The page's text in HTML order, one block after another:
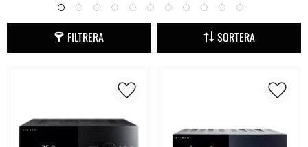
FILTRERA SORTERA
Lägg till i favoriter Lägg